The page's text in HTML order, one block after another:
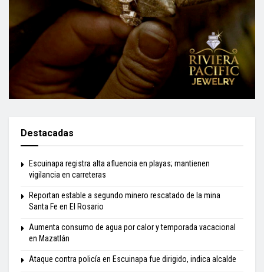
Destacadas
Escuinapa registra alta afluencia en playas; mantienen
vigilancia en carreteras
Reportan estable a segundo minero rescatado de la mina
Santa Fe en El Rosario
Aumenta consumo de agua por calor y temporada vacacional
en Mazatlán
Ataque contra policía en Escuinapa fue dirigido, indica alcalde